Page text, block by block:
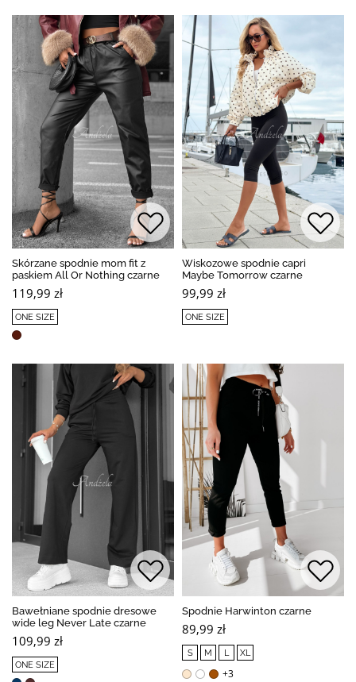
Skórzane spodnie mom fit z
paskiem All Or Nothing czarne
119,99 zł
ONE SIZE
Wiskozowe spodnie capri
Maybe Tomorrow czarne
99,99 zł
ONE SIZE
Bawełniane spodnie dresowe
wide leg Never Late czarne
109,99 zł
ONE SIZE
Spodnie Harwinton czarne
89,99 zł
S M L XL
+3